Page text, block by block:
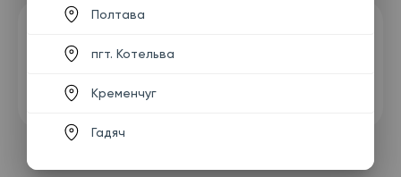
Полтава
пгт. Котельва
Кременчуг
Гадяч